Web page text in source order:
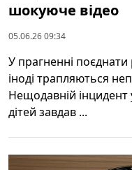
шокуюче відео
05.06.26 09:34
У прагненні поєднати
іноді трапляються
Нещодавній інцидент
дітей завдав ...